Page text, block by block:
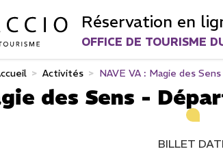
Réservation en
OFFICE DE TOURISME
> Activités > NAVE VA : Magie des
des Sens -
BILLET